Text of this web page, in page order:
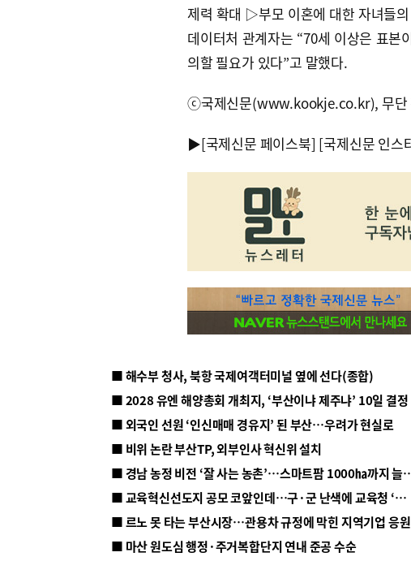
제력 확대 ▷부모 이혼에 대한 자녀들
데이터처 관계자는 “70세 이상은 표본
의할 필요가 있다”고 말했다.
ⓒ국제신문(www.kookje.co.kr), 무단
▶[국제신문 페이스북] [국제신문 인스
■ 해수부 청사, 북항 국제여객터미널 옆에 선다(종합)
■ 2028 유엔 해양총회 개최지, ‘부산이냐 제주냐’ 10일 결정
■ 외국인 선원 ‘인신매매 경유지’ 된 부산…우려가 현실로
■ 비위 논란 부산TP, 외부인사 혁신위 설치
■ 경남 농정 비전 ‘잘 사는
■ 교육혁신선도지 공모 코앞인데…구·군 난색에 교육청 ‘쩔쩔’
■ 르노 못 타는 부산시장…관용차 규정에 막힌 지역기업 응원
■ 마산 원도심 행정·주거복합단지 연내 준공 수순